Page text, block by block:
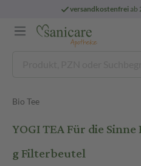
versandkostenfreiab
Bio Tee
YOGI TEA Für die
g Filterbeutel